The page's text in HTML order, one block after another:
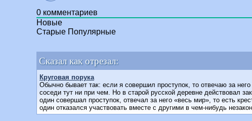
0 комментариев
Новые
Старые Популярные
Сказал как отрезал:
Круговая порука
Обычно бывает так: если я совершил проступок, то отвечаю за
соседи тут ни при чем. Но в старой русской деревне действовал
один совершал проступок, отвечал за него «весь мир», то есть
один отказался участвовать вместе с другими в чем-нибудь